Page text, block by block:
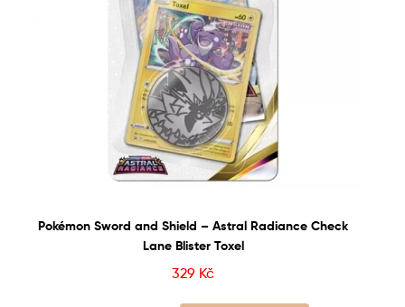
Pokémon Sword and Shield – Astral Radiance Check
Lane Blister Toxel
329 Kč